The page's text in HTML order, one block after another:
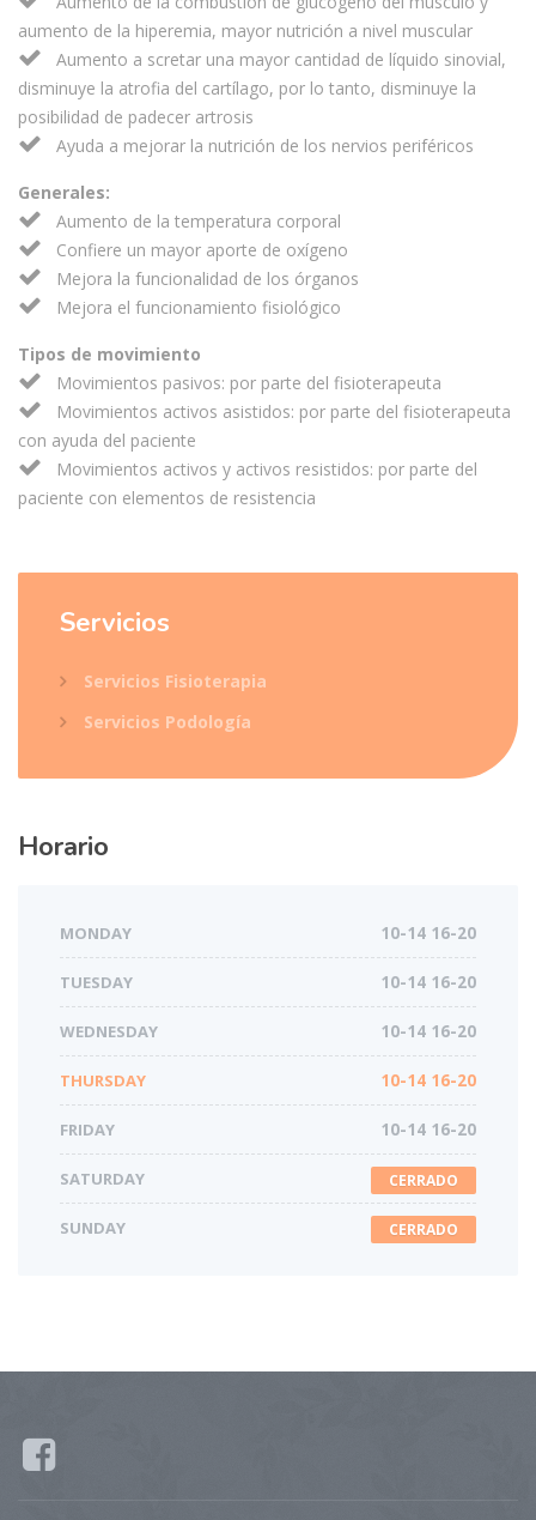
aumento de la hiperemia, mayor nutrición a nivel muscular
Aumento a scretar una mayor cantidad de líquido sinovial,
disminuye la atrofia del cartílago, por lo tanto, disminuye la
posibilidad de padecer artrosis
Ayuda a mejorar la nutrición de los nervios periféricos
Generales:
Aumento de la temperatura corporal
Confiere un mayor aporte de oxígeno
Mejora la funcionalidad de los órganos
Mejora el funcionamiento fisiológico
Tipos de movimiento
Movimientos pasivos: por parte del fisioterapeuta
Movimientos activos asistidos: por parte del fisioterapeuta
con ayuda del paciente
Movimientos activos y activos resistidos: por parte del
paciente con elementos de resistencia
Servicios
Servicios Fisioterapia
Servicios Podología
Horario
MONDAY 10-14 16-20
TUESDAY 10-14 16-20
WEDNESDAY 10-14 16-20
THURSDAY 10-14 16-20
FRIDAY 10-14 16-20
SATURDAY CERRADO
SUNDAY CERRADO